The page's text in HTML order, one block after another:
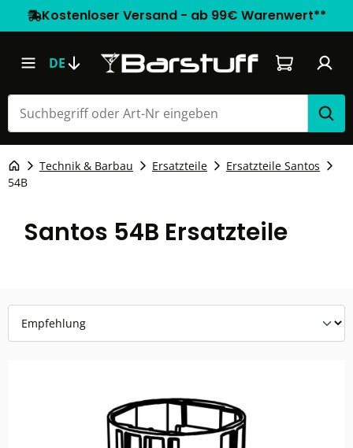
Kostenloser Versand - ab 99€ Warenwert**
DE Warenkorb
Technik & Barbau Ersatzteile
Ersatzteile Santos
54B
Santos 54B Ersatzteile